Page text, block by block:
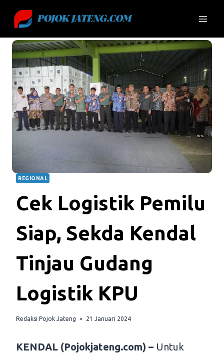
content
REGIONAL
Cek Logistik Pemilu
Siap, Sekda Kendal
Tinjau Gudang
Logistik KPU
Redaksi Pojok Jateng 21 Januari 2024
KENDAL (Pojokjateng.com) – Untuk